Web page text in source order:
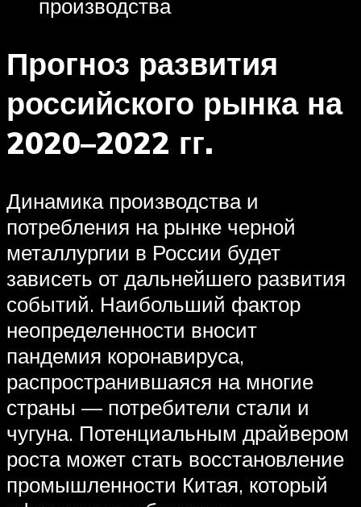
производства
Прогноз развития
российского рынка на
2020–2022 гг.
Динамика производства и
потребления на рынке черной
металлургии в России будет
зависеть от дальнейшего развития
событий. Наибольший фактор
неопределенности вносит
пандемия коронавируса,
распространившаяся на многие
страны — потребители стали и
чугуна. Потенциальным драйвером
роста может стать восстановление
промышленности Китая, который